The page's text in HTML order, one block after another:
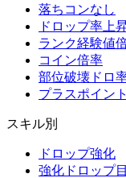
落ちコンなし
ドロップ率上
ランク経験値
コイン倍率
部位破壊ドロ
プラスポイン
スキル別
ドロップ強化
強化ドロップ